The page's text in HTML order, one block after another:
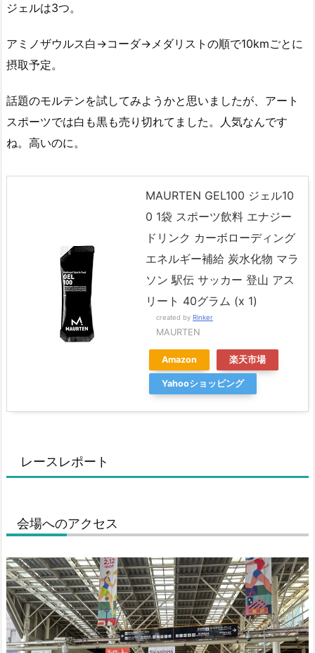
ジェルは3つ。
アミノザウルス白→コーダ→メダリストの順で10kmごとに
摂取予定。
話題のモルテンを試してみようかと思いましたが、アート
スポーツでは白も黒も売り切れてました。人気なんです
ね。高いのに。
MAURTEN GEL100 ジェル10
0 1袋 スポーツ飲料 エナジー
ドリンク カーボローディング
エネルギー補給 炭水化物 マラ
ソン 駅伝 サッカー 登山 アス
リート 40グラム (x 1)
created by Rinker
MAURTEN
Amazon 楽天市場
Yahooショッピング
レースレポート
会場へのアクセス